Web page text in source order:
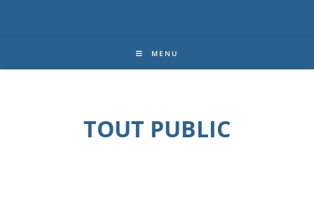
MENU
TOUT PUBLIC